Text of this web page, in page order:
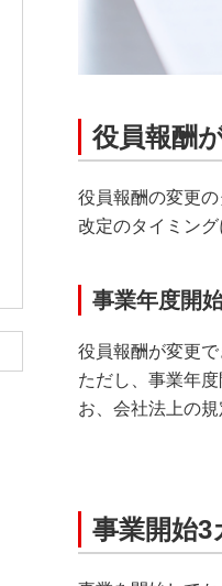
役員報酬
役員報酬の変更
改定のタイミン
事業年度開
役員報酬が変更
ただし、事業年
お、会社法上の
事業開始3